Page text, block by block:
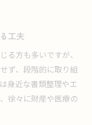
工夫
る方も多いですが、
ず、段階的に取り組
身近な書類整理やエ
徐々に財産や医療の